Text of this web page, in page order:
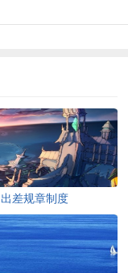
出差规章制度